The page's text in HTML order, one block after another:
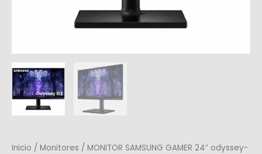
Inicio / Monitores / MONITOR SAMSUNG GAMER 24″ odyssey-